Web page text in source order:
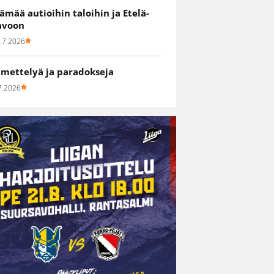
autioihin taloihin ja Etelä-
ja paradokseja